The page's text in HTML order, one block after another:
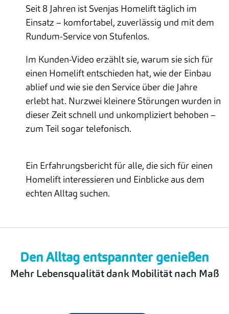
Seit 8 Jahren ist Svenjas Homelift täglich im
Einsatz – komfortabel, zuverlässig und mit dem
Rundum-Service von Stufenlos.
Im Kunden-Video erzählt sie, warum sie sich für
einen Homelift entschieden hat, wie der Einbau
ablief und wie sie den Service über die Jahre
erlebt hat. Nurzwei kleinere Störungen wurden in
dieser Zeit schnell und unkompliziert behoben –
zum Teil sogar telefonisch.
Ein Erfahrungsbericht für alle, die sich für einen
Homelift interessieren und Einblicke aus dem
echten Alltag suchen.
Den Alltag entspannter genießen
Mehr Lebensqualität dank Mobilität nach Maß